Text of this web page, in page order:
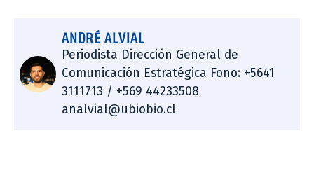
ANDRÉ ALVIAL
Periodista Dirección General de
Comunicación Estratégica Fono: +5641
3111713 / +569 44233508
analvial@ubiobio.cl